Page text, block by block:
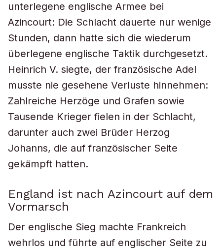
unterlegene englische Armee bei
Azincourt: Die Schlacht dauerte nur wenige
Stunden, dann hatte sich die wiederum
überlegene englische Taktik durchgesetzt.
Heinrich V. siegte, der französische Adel
musste nie gesehene Verluste hinnehmen:
Zahlreiche Herzöge und Grafen sowie
Tausende Krieger fielen in der Schlacht,
darunter auch zwei Brüder Herzog
Johanns, die auf französischer Seite
gekämpft hatten.
England ist nach Azincourt auf dem
Vormarsch
Der englische Sieg machte Frankreich
wehrlos und führte auf englischer Seite zu